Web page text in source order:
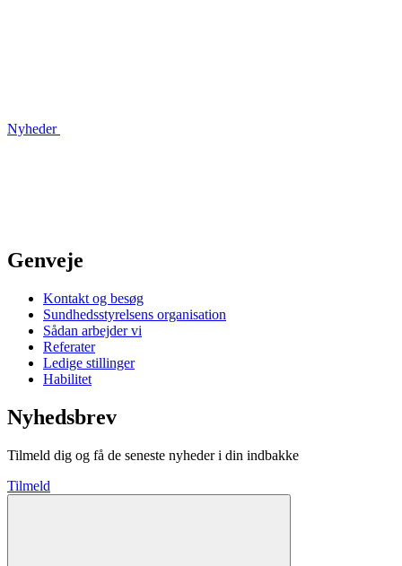
Nyheder
Genveje
Kontakt og besøg
Sundhedsstyrelsens organisation
Sådan arbejder vi
Referater
Ledige stillinger
Habilitet
Nyhedsbrev
Tilmeld dig og få de seneste nyheder i din indbakke
Tilmeld